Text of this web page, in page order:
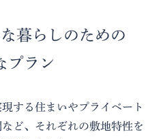
暮らしのための
プラン
する住まいやプライベート
ど、それぞれの敷地特性を